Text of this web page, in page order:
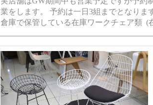
業をします。 予約は一日3組までとなりま
倉庫で保管している在庫ワークチェア類 (